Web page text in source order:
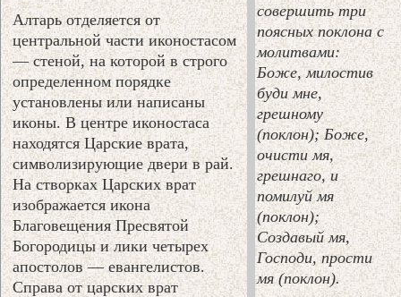
совершить три
поясных поклона с
молитвами:
Боже, милостив
буди мне,
грешному
(поклон); Боже,
очисти мя,
грешнаго, и
помилуй мя
(поклон);
Создавый мя,
Господи, прости
мя (поклон).
Алтарь отделяется от
центральной части иконостасом
— стеной, на которой в строго
определенном порядке
установлены или написаны
иконы. В центре иконостаса
находятся Царские врата,
символизирующие двери в рай.
На створках Царских врат
изображается икона
Благовещения Пресвятой
Богородицы и лики четырех
апостолов — евангелистов.
Справа от царских врат